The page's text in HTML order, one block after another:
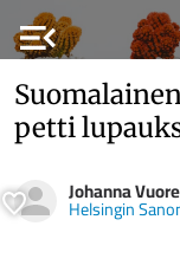
menu_open
petti
Johanna
Helsingin